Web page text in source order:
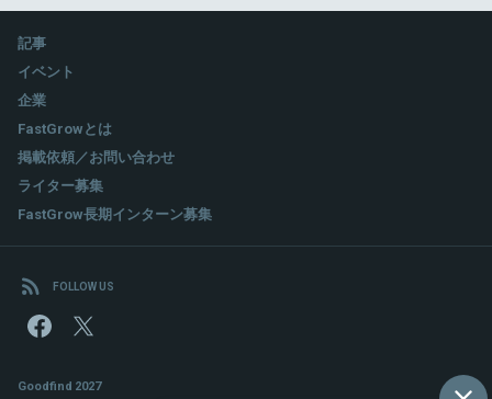
記事
イベント
企業
FastGrowとは
掲載依頼／お問い合わせ
ライター募集
FastGrow長期インターン募集
FOLLOW US
Goodfind 2027